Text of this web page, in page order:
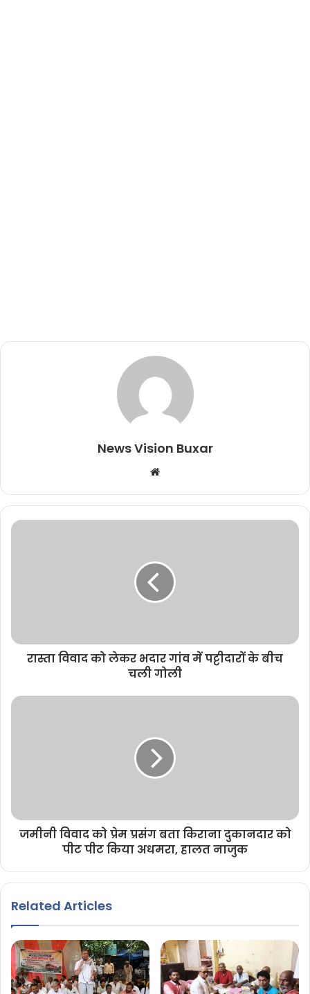
News Vision Buxar
b
s
e
रास्ता विवाद को लेकर भदार गांव में पट्टीदारों के बीच
चली गोली
जमीनी विवाद को प्रेम प्रसंग बता किराना दुकानदार को
पीट पीट किया अधमरा, हालत नाजुक
Related Articles